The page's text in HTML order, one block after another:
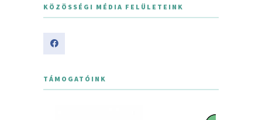
KÖZÖSSÉGI MÉDIA FELÜLETEINK
TÁMOGATÓINK